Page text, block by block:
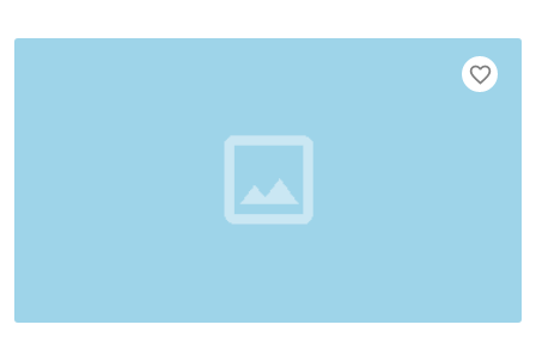
favorite_border